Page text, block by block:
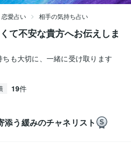
恋愛占い 相手の気持ち占い
て不安な貴方へお伝えしま
も大切に、一緒に受け取ります
19件
う緩みのチャネリスト